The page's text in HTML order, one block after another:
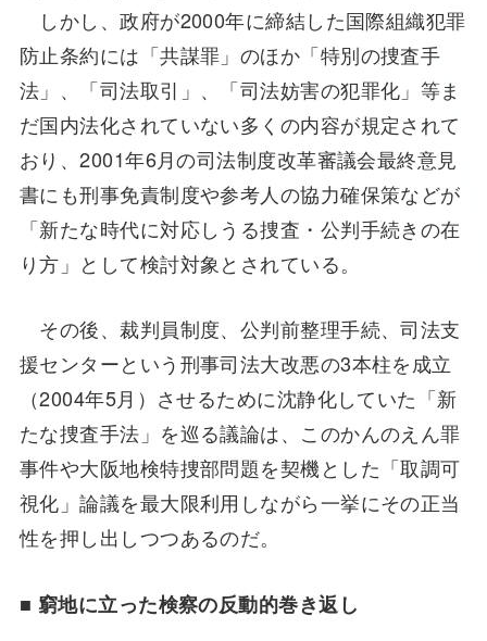
しかし、政府が2000年に締結した国際組織犯罪
防止条約には「共謀罪」のほか「特別の捜査手
法」、「司法取引」、「司法妨害の犯罪化」等ま
だ国内法化されていない多くの内容が規定されて
おり、2001年6月の司法制度改革審議会最終意見
書にも刑事免責制度や参考人の協力確保策などが
「新たな時代に対応しうる捜査・公判手続きの在
り方」として検討対象とされている。
その後、裁判員制度、公判前整理手続、司法支
援センターという刑事司法大改悪の3本柱を成立
（2004年5月）させるために沈静化していた「新
たな捜査手法」を巡る議論は、このかんのえん罪
事件や大阪地検特捜部問題を契機とした「取調可
視化」論議を最大限利用しながら一挙にその正当
性を押し出しつつあるのだ。
■ 窮地に立った検察の反動的巻き返し